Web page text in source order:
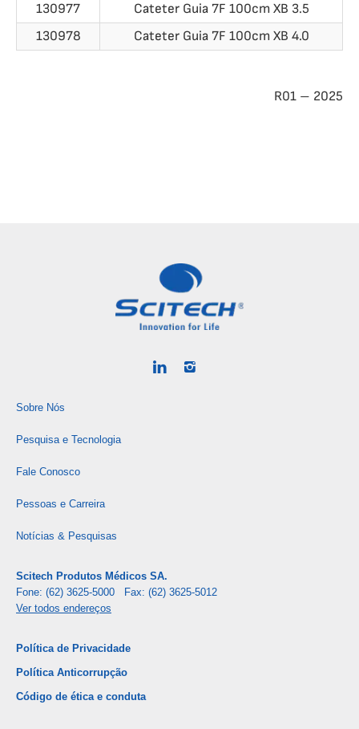
130977
Cateter Guia 7F 100cm XB 3.5
130978
Cateter Guia 7F 100cm XB 4.0
R01 – 2025
Sobre Nós
Pesquisa e Tecnologia
Fale Conosco
Pessoas e Carreira
Notícias & Pesquisas
Scitech Produtos Médicos SA.
Fone: (62) 3625-5000 Fax: (62) 3625-5012
Ver todos endereços
Política de Privacidade
Política Anticorrupção
Código de ética e conduta